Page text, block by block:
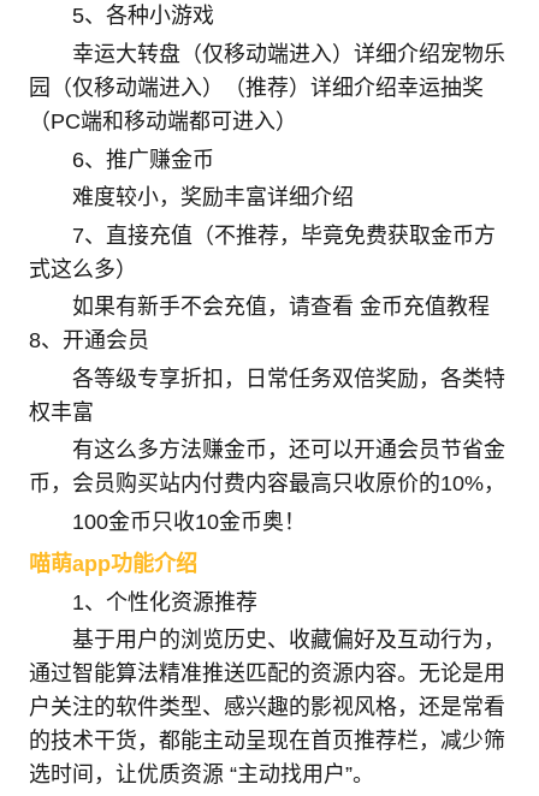
5、各种小游戏
幸运大转盘（仅移动端进入）详细介绍宠物乐
园（仅移动端进入）（推荐）详细介绍幸运抽奖
（PC端和移动端都可进入）
6、推广赚金币
难度较小，奖励丰富详细介绍
7、直接充值（不推荐，毕竟免费获取金币方
式这么多）
如果有新手不会充值，请查看 金币充值教程
8、开通会员
各等级专享折扣，日常任务双倍奖励，各类特
权丰富
有这么多方法赚金币，还可以开通会员节省金
币，会员购买站内付费内容最高只收原价的10%，
100金币只收10金币奥！
喵萌app功能介绍
1、个性化资源推荐
基于用户的浏览历史、收藏偏好及互动行为，
通过智能算法精准推送匹配的资源内容。无论是用
户关注的软件类型、感兴趣的影视风格，还是常看
的技术干货，都能主动呈现在首页推荐栏，减少筛
选时间，让优质资源 “主动找用户”。